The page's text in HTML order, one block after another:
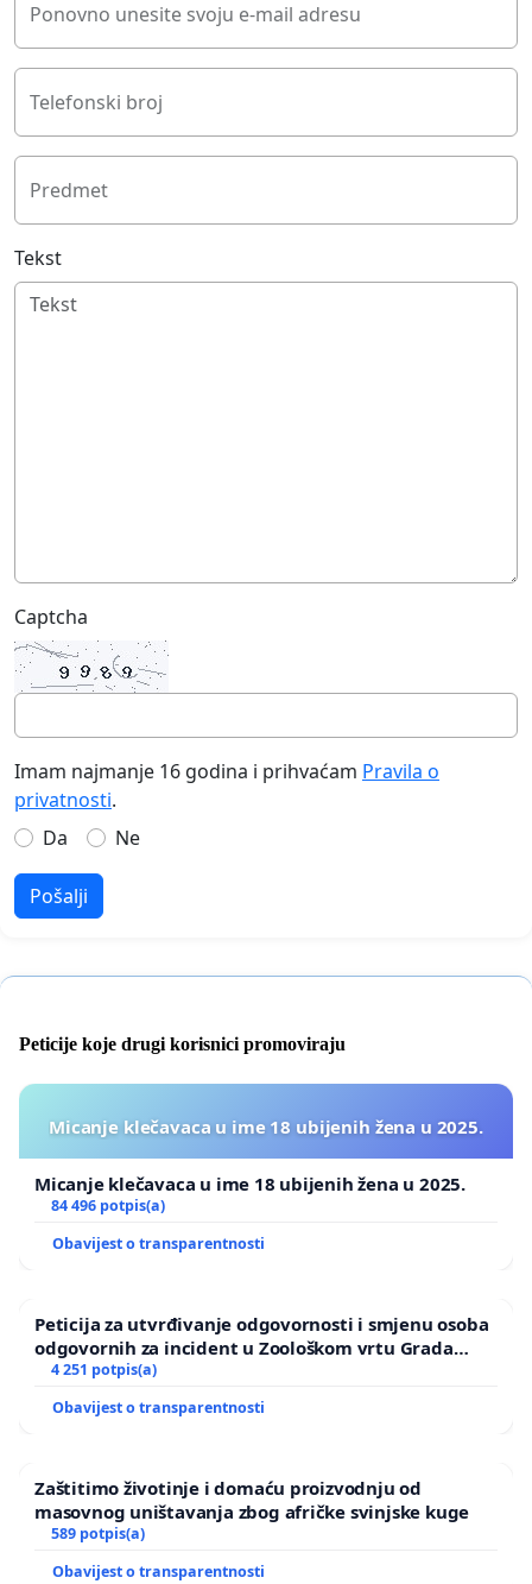
Ponovno unesite svoju e-mail adresu
Telefonski broj
Predmet
Tekst
Captcha
Imam najmanje 16 godina i prihvaćam Pravila o
privatnosti.
Da
Ne
Pošalji
Peticije koje drugi korisnici promoviraju
Micanje klečavaca u ime 18 ubijenih žena u 2025.
Micanje klečavaca u ime 18 ubijenih žena u 2025.
84 496 potpis(a)
Obavijest o transparentnosti
Peticija za utvrđivanje odgovornosti i smjenu osoba
odgovornih za incident u Zoološkom vrtu Grada
Zagreba
4 251 potpis(a)
Obavijest o transparentnosti
Zaštitimo životinje i domaću proizvodnju od
masovnog uništavanja zbog afričke svinjske kuge
589 potpis(a)
Obavijest o transparentnosti